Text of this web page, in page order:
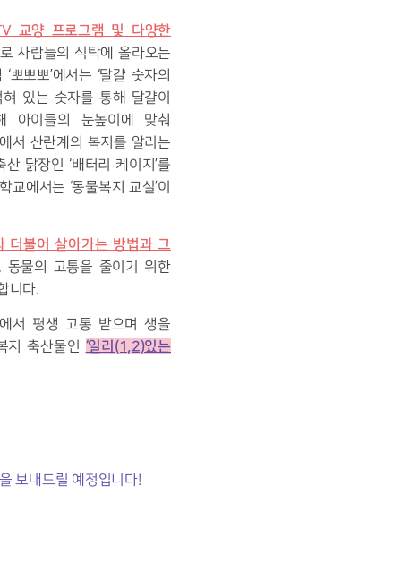
교양 프로그램 및 다양한
사람들의 식탁에 올라오는
뽀뽀’에서는 ‘달걀 숫자의
있는 숫자를 통해 달걀이
아이들의 눈높이에 맞춰
서 산란계의 복지를 알리는
닭장인 ‘배터리 케이지’를
에서는 ‘동물복지 교실’이
더불어 살아가는 방법과 그
동물의 고통을 줄이기 위한
니다.
서 평생 고통 받으며 생을
지 축산물인 ‘일리(1,2)있는
보내드릴 예정입니다!